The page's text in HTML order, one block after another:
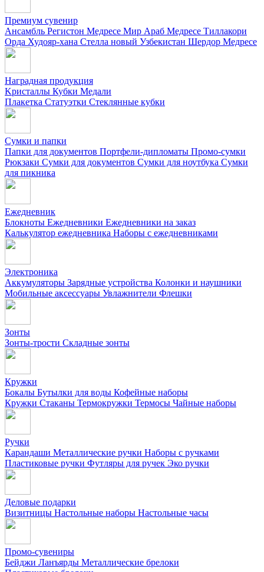
Премиум сувенир
Ансамбль Регистон Медресе Мир Араб Медресе Тиллакори
Орда Худояр-хана Стелла новый Узбекистан Шердор Медресе
Наградная продукция
Kристаллы Кубки Медали
Плакетка Статуэтки Стеклянные кубки
Сумки и папки
Папки для документов Портфели-дипломаты Промо-сумки
Рюкзаки Сумки для документов Сумки для ноутбука Сумки
для пикника
Ежедневник
Блокноты Ежедневники Ежедневники на заказ
Калькулятор ежедневника Наборы с ежедневниками
Электроника
Аккумуляторы Зарядные устройства Колонки и наушники
Мобильные аксессуары Увлажнители Флешки
Зонты
Зонты-трости Складные зонты
Кружки
Бокалы Бутылки для воды Кофейные наборы
Кружки Стаканы Термокружки Термосы Чайные наборы
Ручки
Карандаши Металлические ручки Наборы с ручками
Пластиковые ручки Футляры для ручек Эко ручки
Деловые подарки
Визитницы Настольные наборы Настольные часы
Промо-сувениры
Бейджи Ланъярды Металлические брелоки